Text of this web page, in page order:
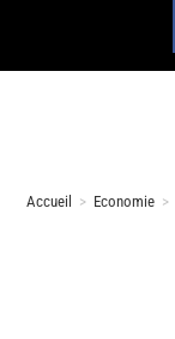
Accueil > Economie >